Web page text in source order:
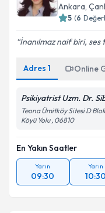
Ankara,
5 (6
İnanılmaz naif biri, ses
Adres 1 Online
Psikiyatrist Uzm. Dr.
Teona Ümitköy Sitesi D
Köyü Yolu , 06810
En Yakın Saatler
Yarın
09:30
Yarın
10:30